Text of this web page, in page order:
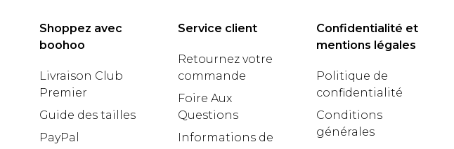
Shoppez avec
boohoo
Livraison Club
Premier
Guide des tailles
PayPal
Service client
Retournez votre
commande
Foire Aux
Questions
Informations de
Confidentialité et
mentions légales
Politique de
confidentialité
Conditions
générales